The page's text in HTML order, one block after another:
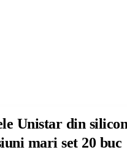
Unistar din
mari set 20 buc